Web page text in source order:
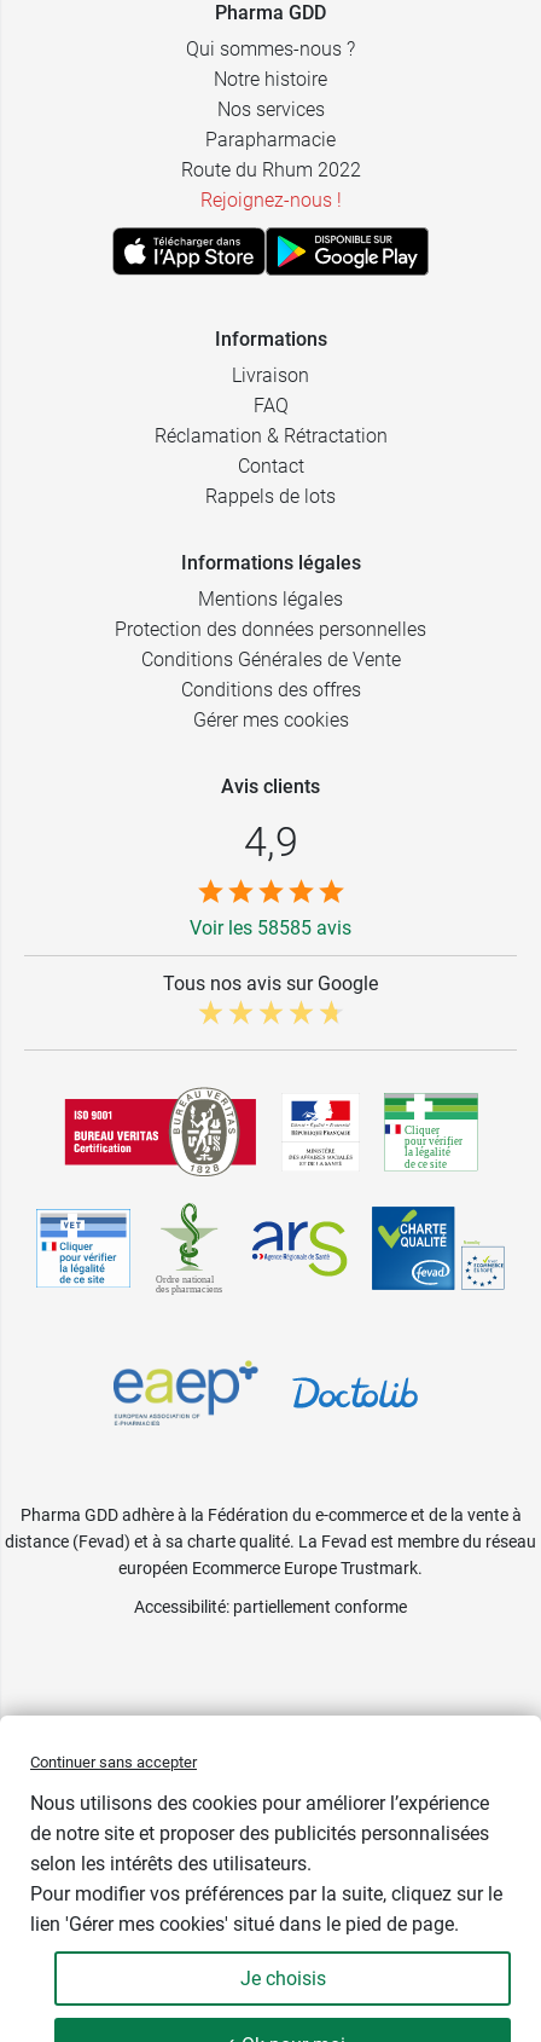
- +
0,99 € 7 cm x 4 m
Pharma GDD
Qui sommes-nous ?
Notre histoire
Nos services
Parapharmacie
Route du Rhum 2022
Rejoignez-nous !
Informations
Livraison
FAQ
Réclamation & Rétractation
Contact
Rappels de lots
Informations légales
Mentions légales
Protection des données personnelles
Conditions Générales de Vente
Conditions des offres
Gérer mes cookies
Avis clients
4,9
Voir les 58585 avis
Tous nos avis sur Google
Pharma GDD adhère à la Fédération du e-commerce et de la vente à
distance (Fevad) et à sa charte qualité. La Fevad est membre du réseau
européen Ecommerce Europe Trustmark.
Accessibilité: partiellement conforme
Continuer sans accepter
Nous utilisons des cookies pour améliorer l’expérience
de notre site et proposer des publicités personnalisées
selon les intérêts des utilisateurs.
Pour modifier vos préférences par la suite, cliquez sur le
lien 'Gérer mes cookies' situé dans le pied de page.
Je choisis